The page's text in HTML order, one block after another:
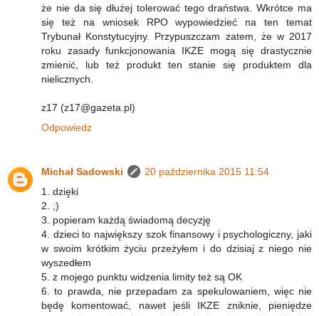
że nie da się dłużej tolerować tego draństwa. Wkrótce ma
się też na wniosek RPO wypowiedzieć na ten temat
Trybunał Konstytucyjny. Przypuszczam zatem, że w 2017
roku zasady funkcjonowania IKZE mogą się drastycznie
zmienić, lub też produkt ten stanie się produktem dla
nielicznych.
z17 (z17@gazeta.pl)
Odpowiedz
Michał Sadowski
20 października 2015 11:54
1. dzięki
2. ;)
3. popieram każdą świadomą decyzję
4. dzieci to największy szok finansowy i psychologiczny, jaki
w swoim krótkim życiu przeżyłem i do dzisiaj z niego nie
wyszedłem
5. z mojego punktu widzenia limity też są OK
6. to prawda, nie przepadam za spekulowaniem, więc nie
będę komentować, nawet jeśli IKZE zniknie, pieniędze